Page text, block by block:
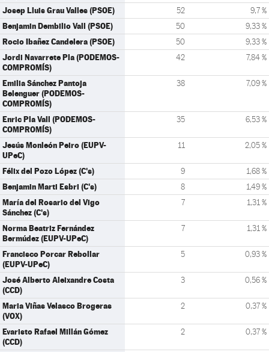
Josep Lluis Grau Valles (PSOE) 52 9,7 %
Benjamin Dembilio Vall (PSOE) 50 9,33 %
Rocio Ibañez Candelera (PSOE) 50 9,33 %
Jordi Navarrete Pla (PODEMOS-
COMPROMÍS)
42 7,84 %
Emilia Sánchez Pantoja
Belenguer (PODEMOS-
COMPROMÍS)
38 7,09 %
Enric Pla Vall (PODEMOS-
COMPROMÍS)
35 6,53 %
Jesús Monleón Peiro (EUPV-
UPeC)
11 2,05 %
Félix del Pozo López (C's) 9 1,68 %
Benjamin Marti Esbri (C's) 8 1,49 %
María del Rosario del Vigo
Sánchez (C's)
7 1,31 %
Norma Beatriz Fernández
Bermúdez (EUPV-UPeC)
7 1,31 %
Francisco Porcar Rebollar
(EUPV-UPeC)
5 0,93 %
José Alberto Aleixandre Costa
(CCD)
3 0,56 %
Maria Viñas Velasco Brogeras
(VOX)
2 0,37 %
Evaristo Rafael Millán Gómez
(CCD)
2 0,37 %